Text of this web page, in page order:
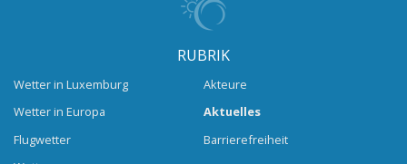
RUBRIK
Wetter in Luxemburg
Wetter in Europa
Flugwetter
Akteure
Aktuelles
Barrierefreiheit